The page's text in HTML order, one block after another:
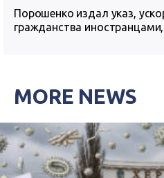
Порошенко издал указ,
гражданства
MORE NEWS